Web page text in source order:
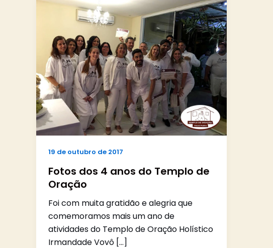
19 de outubro de 2017
Fotos dos 4 anos do Templo de
Oração
Foi com muita gratidão e alegria que
comemoramos mais um ano de
atividades do Templo de Oração Holístico
Irmandade Vovô […]